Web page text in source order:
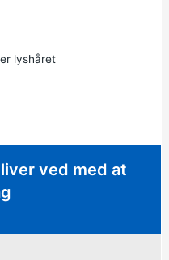
lyshåret
ved med at